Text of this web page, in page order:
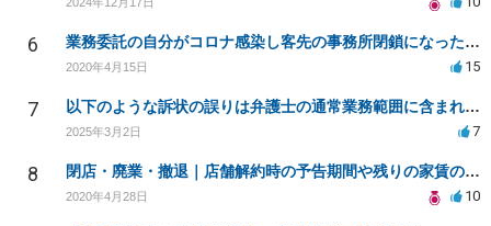
6 業務委託の自分がコロナ感染し客先の事務所閉鎖になったら損害賠償請求されますか？
2020年4月15日 15
7 以下のような訴状の誤りは弁護士の通常業務範囲に含まれるか？
2025年3月2日 7
8 閉店・廃業・撤退｜店舗解約時の予告期間や残りの家賃の支払い（編集部投稿）
2020年4月28日 10